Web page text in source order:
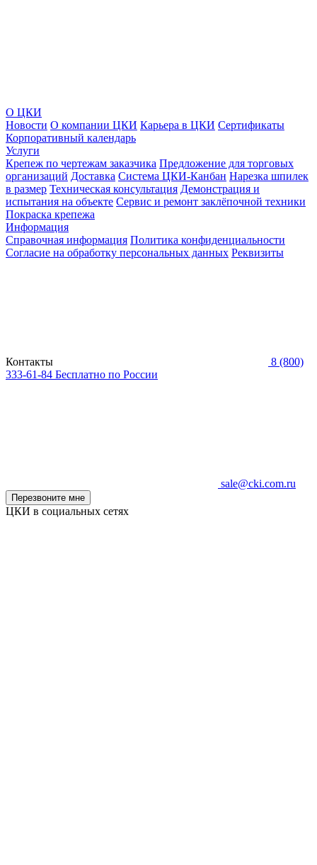
О ЦКИ
Новости О компании ЦКИ Карьера в ЦКИ Сертификаты
Корпоративный календарь
Услуги
Крепеж по чертежам заказчика Предложение для торговых
организаций Доставка Система ЦКИ-Канбан Нарезка шпилек
в размер Техническая консультация Демонстрация и
испытания на объекте Сервис и ремонт заклёпочной техники
Покраска крепежа
Информация
Справочная информация Политика конфиденциальности
Согласие на обработку персональных данных Реквизиты
Контакты
8 (800)
333-61-84 Бесплатно по России
sale@cki.com.ru
Перезвоните мне
ЦКИ в социальных сетях